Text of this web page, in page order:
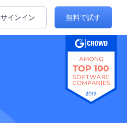
サインイン 無料で試す